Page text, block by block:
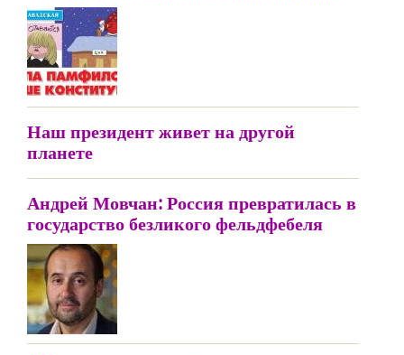
Наш президент живет на другой
планете
Андрей Мовчан: Россия превратилась в
государство безликого фельдфебеля